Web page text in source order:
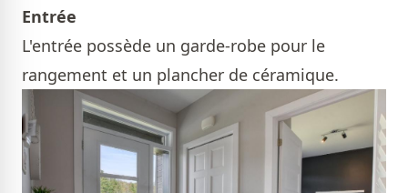
Entrée
L'entrée possède un garde-robe pour le
rangement et un plancher de céramique.